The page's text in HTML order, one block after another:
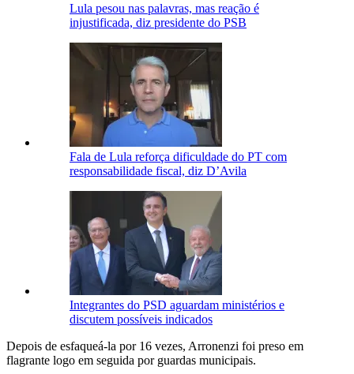
Lula pesou nas palavras, mas reação é
injustificada, diz presidente do PSB
Fala de Lula reforça dificuldade do PT com
responsabilidade fiscal, diz D’Avila
Integrantes do PSD aguardam ministérios e
discutem possíveis indicados
Depois de esfaqueá-la por 16 vezes, Arronenzi foi preso em
flagrante logo em seguida por guardas municipais.